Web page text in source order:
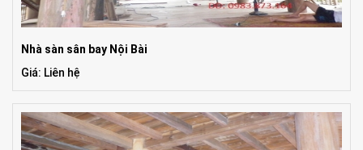
Nhà sàn sân bay Nội Bài
Giá: Liên hệ